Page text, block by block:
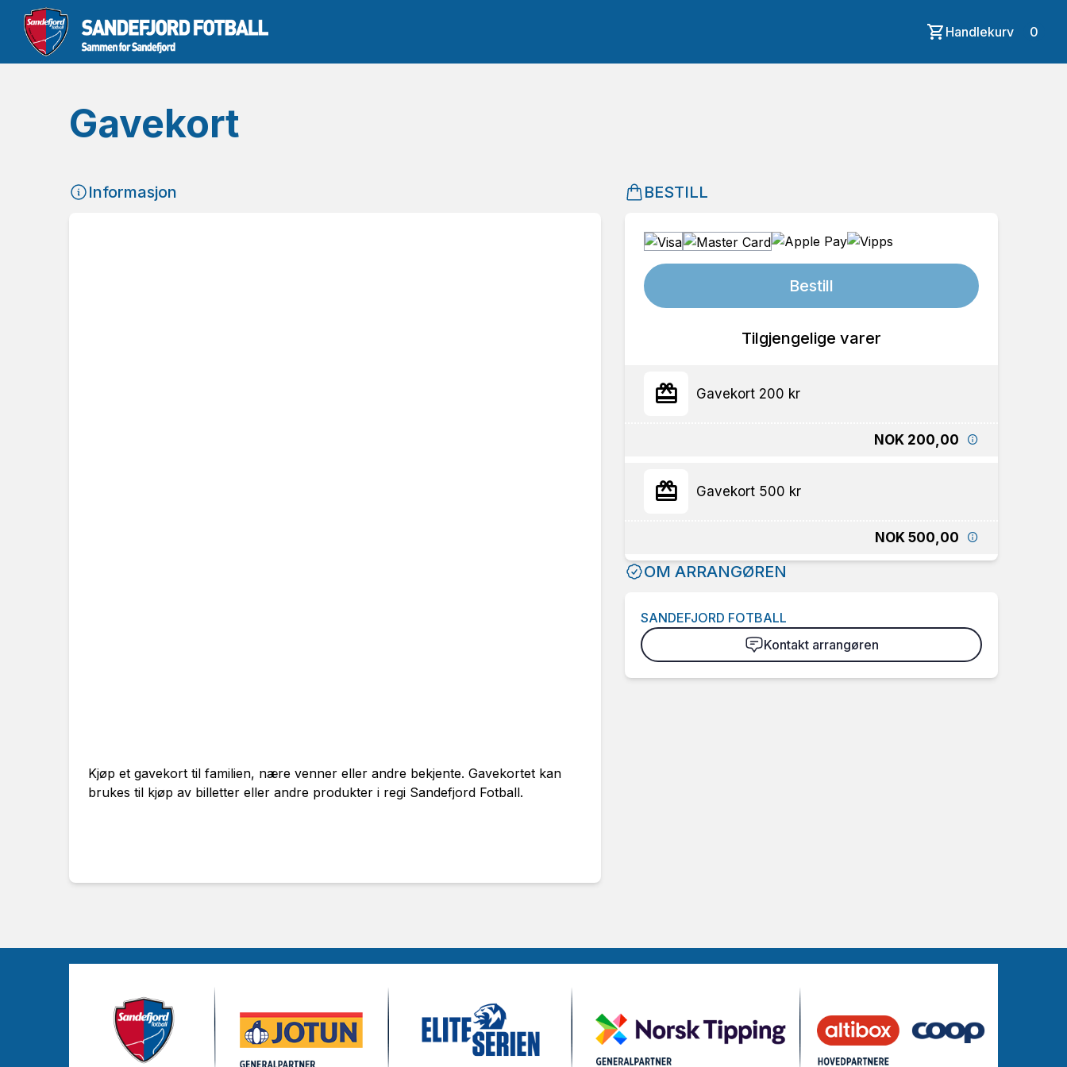
Handlekurv 0
Gavekort
Informasjon
Kjøp et gavekort til familien, nære venner eller andre bekjente. Gavekortet kan
brukes til kjøp av billetter eller andre produkter i regi Sandefjord Fotball.
BESTILL
Bestill
Tilgjengelige varer
Gavekort 200 kr
NOK 200,00
Gavekort 500 kr
NOK 500,00
OM ARRANGØREN
SANDEFJORD FOTBALL
Kontakt arrangøren